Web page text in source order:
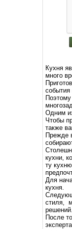
Кухня
много
события
Одним
Чтобы
также
Прежде
кухни,
ту
Для
кухня.
стиля,
решений.
После